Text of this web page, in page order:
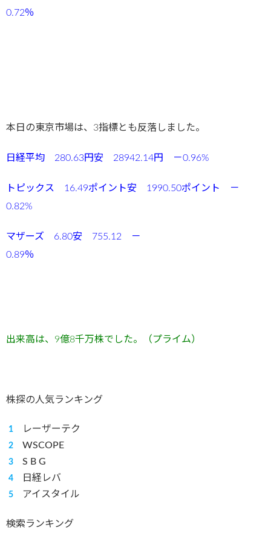
0.72％
本日の東京市場は、3指標とも反落しました。
日経平均 280.63円安 28942.14円 －0.96%
トピックス 16.49ポイント安 1990.50ポイント －
0.82%
マザーズ 6.80安 755.12 －
0.89％
出来高は、9億8千万株でした。（プライム）
株探の人気ランキング
レーザーテク
WSCOPE
S B G
日経レバ
アイスタイル
検索ランキング